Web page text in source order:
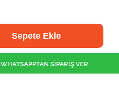
WHATSAPPTAN SİPARİŞ VER